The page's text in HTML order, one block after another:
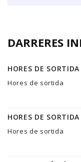
DARRERES
HORES DE
Hores de sortida
HORES DE
Hores de sortida